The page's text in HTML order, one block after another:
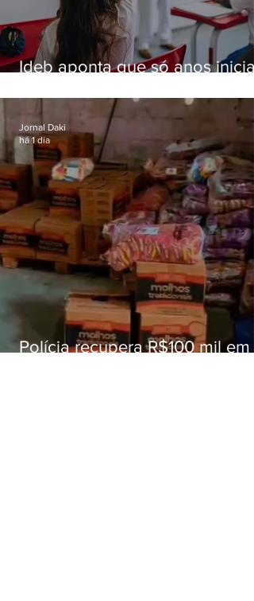
Ideb aponta que só anos
educação
Polícia recupera R$100 mil em
Jornal Daki
há 1 dia